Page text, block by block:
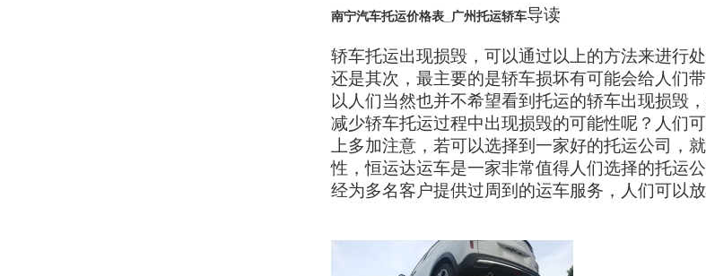
南宁汽车托运价格表_广州托运轿车导读
轿车托运出现损毁，可以通过以上的方法来进行
还是其次，最主要的是轿车损坏有可能会给人们
以人们当然也并不希望看到托运的轿车出现损毁
减少轿车托运过程中出现损毁的可能性呢？人们
上多加注意，若可以选择到一家好的托运公司，
性，恒运达运车是一家非常值得人们选择的托运
经为多名客户提供过周到的运车服务，人们可以放